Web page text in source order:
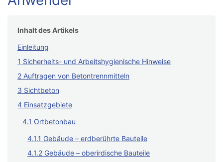
Inhalt des Artikels
Einleitung
1 Sicherheits- und Arbeitshygienische Hinweise
2 Auftragen von Betontrennmitteln
3 Sichtbeton
4 Einsatzgebiete
4.1 Ortbetonbau
4.1.1 Gebäude – erdberührte Bauteile
4.1.2 Gebäude – oberirdische Bauteile